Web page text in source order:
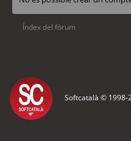
Índex del fòrum
Softcatalà © 1998-